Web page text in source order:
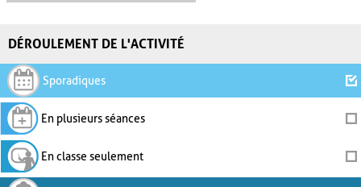
DÉROULEMENT DE L'ACTIVITÉ
Sporadiques
En plusieurs séances
En classe seulement